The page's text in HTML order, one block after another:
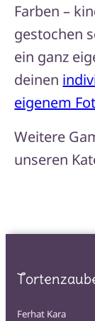
Farben –
gestochen
ein ganz
deinen
eigenem
Weitere
unseren
Ferhat Kara